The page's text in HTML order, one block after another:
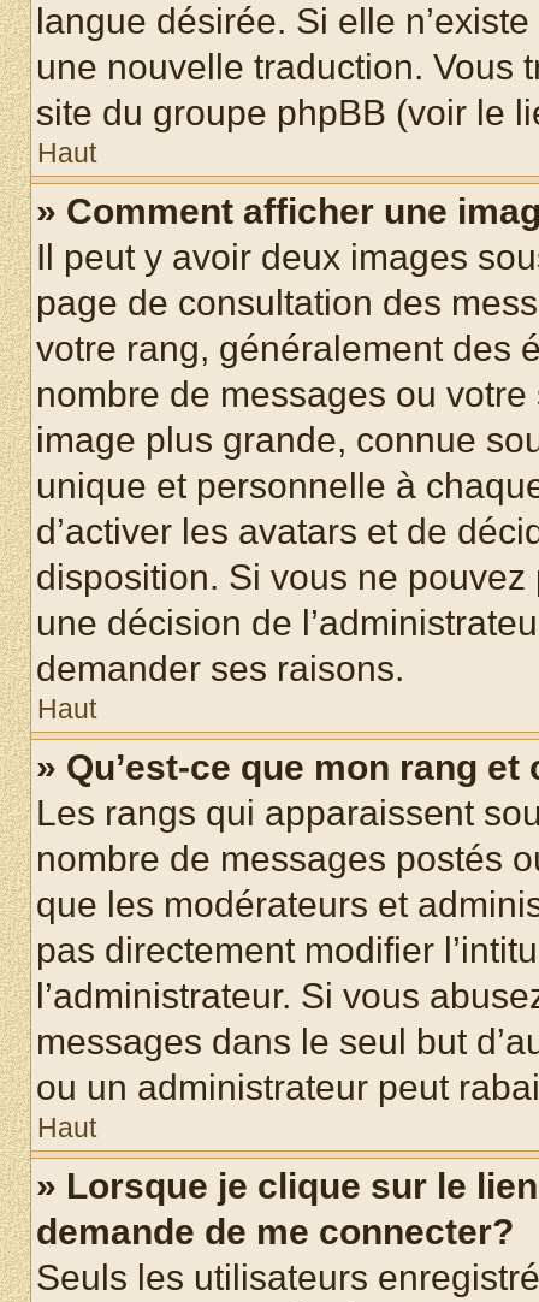
langue désirée. Si elle
une nouvelle traduction. Vous
site du groupe phpBB (voir le
Haut
» Comment afficher une
Il peut y avoir deux images
page de consultation des
votre rang, généralement des
nombre de messages ou
image plus grande, connue
unique et personnelle à
d’activer les avatars et de
disposition. Si vous ne pouvez
une décision de
demander ses raisons.
Haut
» Qu’est-ce que mon rang
Les rangs qui apparaissent
nombre de messages postés
que les modérateurs et
pas directement modifier
l’administrateur. Si vous
messages dans le seul but
ou un administrateur peut
Haut
» Lorsque je clique sur le
demande de me connecter?
Seuls les utilisateurs